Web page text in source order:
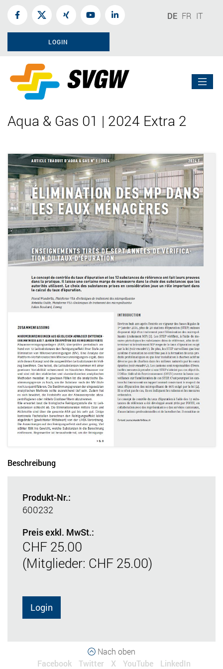
DE FR IT
LOGIN
Aqua & Gas 01 | 2024 Extra 2
Beschreibung
Produkt-Nr.:
600232
Preis exkl. MwSt.:
CHF 25.00
(Mitglieder: CHF 25.00)
Login
Nach oben
Facebook
Twitter X YouTube LinkedIn